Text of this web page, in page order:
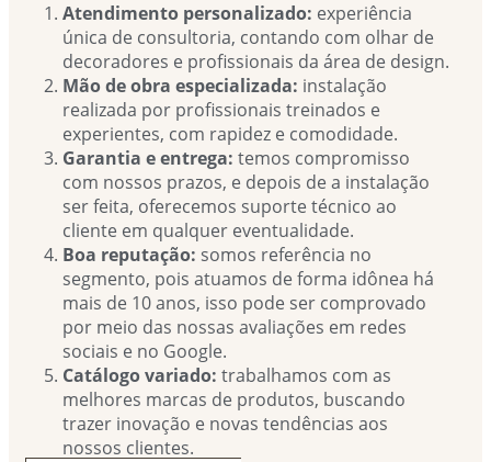
Atendimento personalizado: experiência
única de consultoria, contando com olhar de
decoradores e profissionais da área de design.
Mão de obra especializada: instalação
realizada por profissionais treinados e
experientes, com rapidez e comodidade.
Garantia e entrega: temos compromisso
com nossos prazos, e depois de a instalação
ser feita, oferecemos suporte técnico ao
cliente em qualquer eventualidade.
Boa reputação: somos referência no
segmento, pois atuamos de forma idônea há
mais de 10 anos, isso pode ser comprovado
por meio das nossas avaliações em redes
sociais e no Google.
Catálogo variado: trabalhamos com as
melhores marcas de produtos, buscando
trazer inovação e novas tendências aos
nossos clientes.